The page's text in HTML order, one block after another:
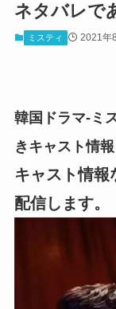
ネタバレで
ミスティ 2021年
韓国ドラマ-ミ
きキャスト情
キャスト情報
配信します。